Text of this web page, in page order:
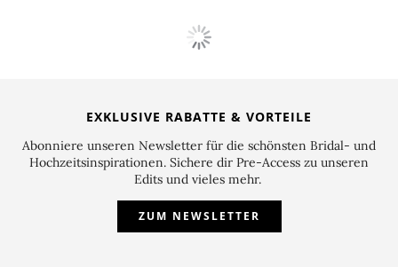
INSPIRATIONEN
Klassisch schön: ein weißer Brautstrauß für den
Winter.
Die Farbe Weiß hat gerade im Winter eine besondere